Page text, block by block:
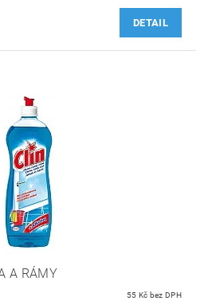
DETAIL
A RÁMY
55 Kč bez DPH